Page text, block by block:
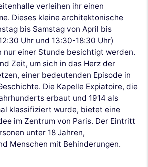
verleihen ihr einen
Dieses kleine architektonische
bis Samstag von April bis
Uhr und 13:30-18:30 Uhr)
nur einer Stunde besichtigt werden.
Zeit, um sich in das Herz der
einer bedeutenden Episode in
Die Kapelle Expiatoire, die
erbaut und 1914 als
klassifiziert wurde, bietet eine
im Zentrum von Paris. Der Eintritt
unter 18 Jahren,
Menschen mit Behinderungen.